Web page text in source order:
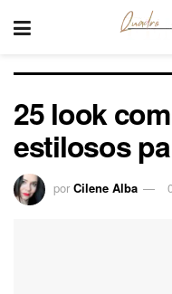
25 look
estilosos
por Cilene Alba